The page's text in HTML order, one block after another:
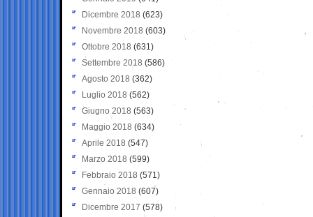
Dicembre 2018 (623)
Novembre 2018 (603)
Ottobre 2018 (631)
Settembre 2018 (586)
Agosto 2018 (362)
Luglio 2018 (562)
Giugno 2018 (563)
Maggio 2018 (634)
Aprile 2018 (547)
Marzo 2018 (599)
Febbraio 2018 (571)
Gennaio 2018 (607)
Dicembre 2017 (578)